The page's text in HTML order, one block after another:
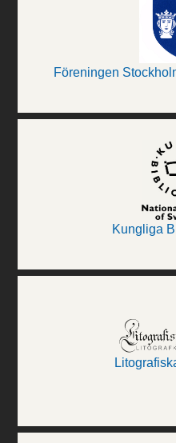
Föreningen
Kungliga